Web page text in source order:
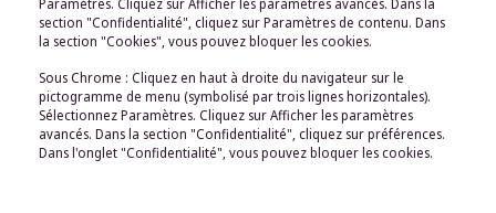
section "Confidentialité", cliquez sur Paramètres de contenu. Dans
la section "Cookies", vous pouvez bloquer les cookies.
Sous Chrome : Cliquez en haut à droite du navigateur sur le
pictogramme de menu (symbolisé par trois lignes horizontales).
Sélectionnez Paramètres. Cliquez sur Afficher les paramètres
avancés. Dans la section "Confidentialité", cliquez sur préférences.
Dans l'onglet "Confidentialité", vous pouvez bloquer les cookies.